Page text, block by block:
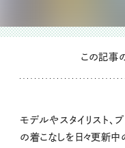
この記事
モデルやスタイリスト、
の着こなしを日々更新中